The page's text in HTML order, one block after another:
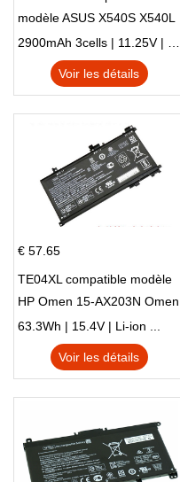
modèle ASUS X540S X540L
X540LA-SI302 X540SA
X540S
2900mAh 3cells | 11.25V | Li-ion ...
Voir les détails
€ 57.65
TE04XL compatible modèle
HP Omen 15-AX203N Omen
15 Series Pavilion 15 Series
63.3Wh | 15.4V | Li-ion ...
Voir les détails